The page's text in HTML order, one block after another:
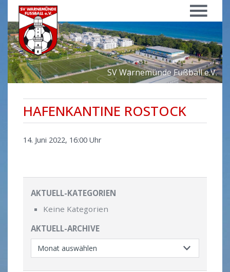
Menü
SV Warnemünde Fußball e.V.
HAFENKANTINE ROSTOCK
14. Juni 2022, 16:00 Uhr
AKTUELL-KATEGORIEN
Keine Kategorien
AKTUELL-ARCHIVE